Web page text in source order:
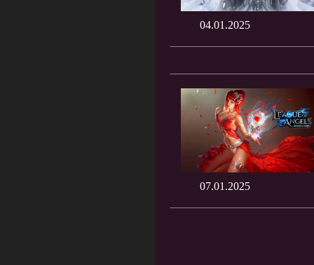
04.01.2025
07.01.2025